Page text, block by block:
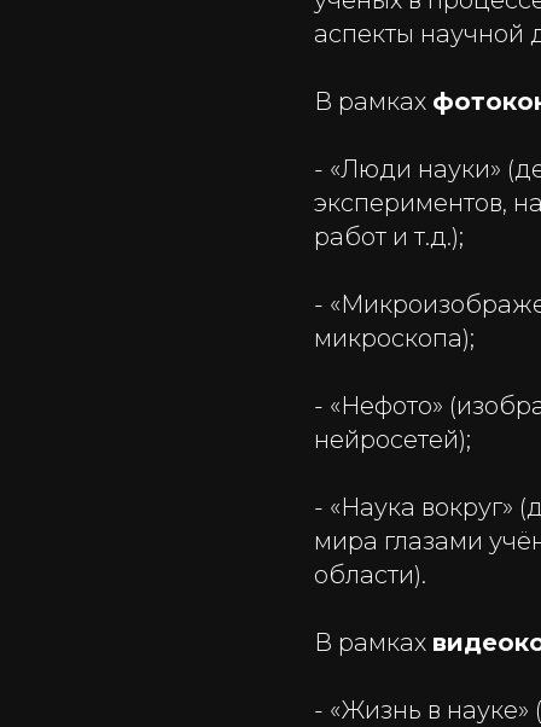
аспекты научной
В рамках
- «Люди науки»
экспериментов,
работ и т.д.);
-
микроскопа);
- «Нефото»
нейросетей);
- «Наука вокруг»
мира глазами
области).
В рамках
- «Жизнь в